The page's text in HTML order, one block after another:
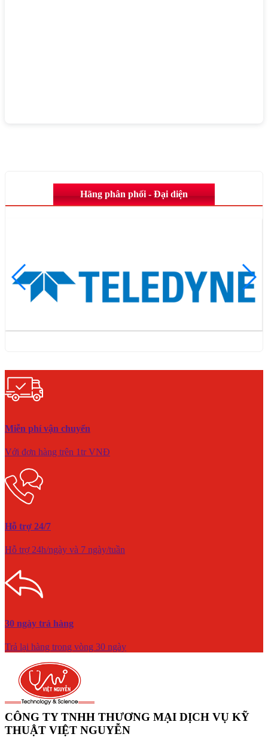
Hãng phân phối - Đại diện
Miễn phí vận chuyển
Với đơn hàng trên 1tr VNĐ
Hỗ trợ 24/7
Hỗ trợ 24h/ngày và 7 ngày/tuần
30 ngày trả hàng
Trả lại hàng trong vòng 30 ngày
CÔNG TY TNHH THƯƠNG MẠI DỊCH VỤ KỸ
THUẬT VIỆT NGUYỄN